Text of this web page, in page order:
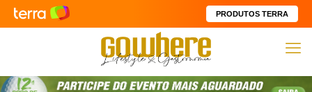
PRODUTOS TERRA